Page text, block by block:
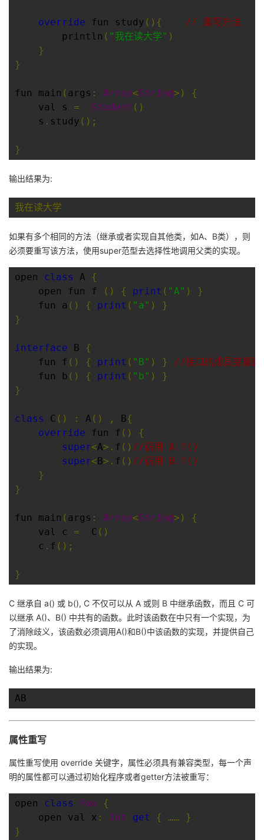
播
活
的
我
开
发
者
学
堂
的
Programs
我
的
支
持
我
术
云
override fun study (){
// 重写方法
        println
( "我在读大学" )
}
}
fun main ( args : Array<String>)
{
    val s
= Student ()
    s
. study ();
}
输出结果为:
我在读大学
如果有多个相同的方法（继承或者实现自其他类，如A、B类），则
必须要重写该方法，使用super范型去选择性地调用父类的实现。
open class A
{
    open fun f
() { print ( "A" )
}
    fun a
() { print ( "a" )
}
}
interface B
{
    fun f
() { print ( "B" ) }
//接口的成员变量
    fun b
() { print ( "b" )
}
}
class C () : A () , B{
override fun f ()
{
super<A>. f () //调用 A.f()
super<B>. f () //调用 B.f()
}
}
fun main ( args : Array<String>)
{
    val c
=
  C
()
    c
. f ();
}
C 继承自 a() 或 b(), C 不仅可以从 A 或则 B 中继承函数，而且 C 可
以继承 A()、B() 中共有的函数。此时该函数在中只有一个实现，为
了消除歧义，该函数必须调用A()和B()中该函数的实现，并提供自己
的实现。
输出结果为:
AB
属性重写
属性重写使用 override 关键字，属性必须具有兼容类型，每一个声
明的属性都可以通过初始化程序或者getter方法被重写：
open class Foo
{
    open val x
: Int get { ……
}
}